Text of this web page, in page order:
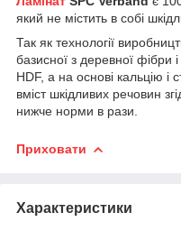
який не містить в собі
Так як технології
базисної з деревної фібри
HDF, а на основі кальцію і
вміст шкідливих речовин
нижче норми в рази.
Приховати
Характеристики